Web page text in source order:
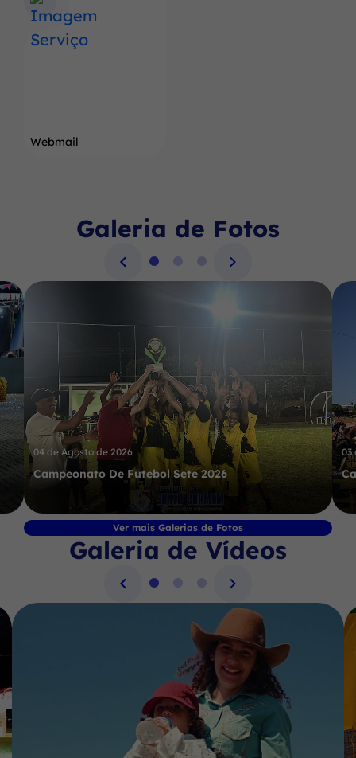
Webmail
Seção Galeria de Fotos
Galeria de Fotos
04 de Agosto de 2026
Campeonato De Futebol Sete 2026
03
Ver mais Galerias de Fotos
Seção Galeria de Vídeos
Galeria de Vídeos